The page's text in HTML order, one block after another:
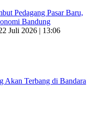
Pedagang Pasar Baru,
Bandung
Juli 2026 | 13:06
Akan Terbang di Bandara